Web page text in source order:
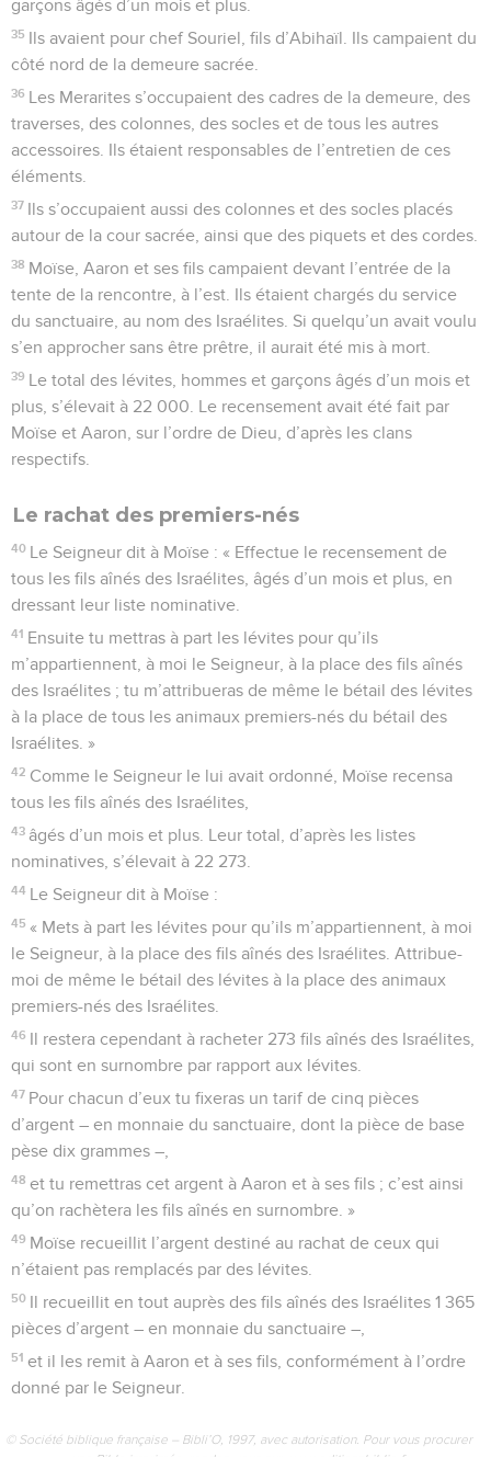
garçons âgés d’un mois et plus.
35 Ils avaient pour chef Souriel, fils d’Abihaïl. Ils campaient du
côté nord de la demeure sacrée.
36 Les Merarites s’occupaient des cadres de la demeure, des
traverses, des colonnes, des socles et de tous les autres
accessoires. Ils étaient responsables de l’entretien de ces
éléments.
37 Ils s’occupaient aussi des colonnes et des socles placés
autour de la cour sacrée, ainsi que des piquets et des cordes.
38 Moïse, Aaron et ses fils campaient devant l’entrée de la
tente de la rencontre, à l’est. Ils étaient chargés du service
du sanctuaire, au nom des Israélites. Si quelqu’un avait voulu
s’en approcher sans être prêtre, il aurait été mis à mort.
39 Le total des lévites, hommes et garçons âgés d’un mois et
plus, s’élevait à 22 000. Le recensement avait été fait par
Moïse et Aaron, sur l’ordre de Dieu, d’après les clans
respectifs.
Le rachat des premiers-nés
40 Le Seigneur dit à Moïse : « Effectue le recensement de
tous les fils aînés des Israélites, âgés d’un mois et plus, en
dressant leur liste nominative.
41 Ensuite tu mettras à part les lévites pour qu’ils
m’appartiennent, à moi le Seigneur, à la place des fils aînés
des Israélites ; tu m’attribueras de même le bétail des lévites
à la place de tous les animaux premiers-nés du bétail des
Israélites. »
42 Comme le Seigneur le lui avait ordonné, Moïse recensa
tous les fils aînés des Israélites,
43 âgés d’un mois et plus. Leur total, d’après les listes
nominatives, s’élevait à 22 273.
44 Le Seigneur dit à Moïse :
45 « Mets à part les lévites pour qu’ils m’appartiennent, à moi
le Seigneur, à la place des fils aînés des Israélites. Attribue-
moi de même le bétail des lévites à la place des animaux
premiers-nés des Israélites.
46 Il restera cependant à racheter 273 fils aînés des Israélites,
qui sont en surnombre par rapport aux lévites.
47 Pour chacun d’eux tu fixeras un tarif de cinq pièces
d’argent – en monnaie du sanctuaire, dont la pièce de base
pèse dix grammes –,
48 et tu remettras cet argent à Aaron et à ses fils ; c’est ainsi
qu’on rachètera les fils aînés en surnombre. »
49 Moïse recueillit l’argent destiné au rachat de ceux qui
n’étaient pas remplacés par des lévites.
50 Il recueillit en tout auprès des fils aînés des Israélites 1 365
pièces d’argent – en monnaie du sanctuaire –,
51 et il les remit à Aaron et à ses fils, conformément à l’ordre
donné par le Seigneur.
© Société biblique française – Bibli’O, 1997, avec autorisation. Pour vous procurer